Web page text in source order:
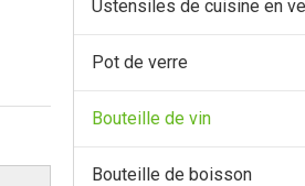
Ustensiles de cuisine en
Pot de verre
Bouteille de vin
Bouteille de boisson